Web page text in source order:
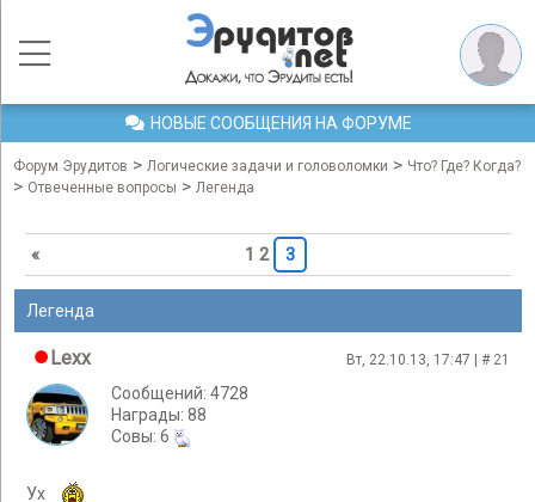
НОВЫЕ СООБЩЕНИЯ НА ФОРУМЕ
Форум Эрудитов > Логические задачи и головоломки > Что? Где? Когда?
> Отвеченные вопросы > Легенда
« 1 2 3
Легенда
Lexx Вт, 22.10.13, 17:47 | # 21
Сообщений: 4728
Награды: 88
Cовы: 6
Ух